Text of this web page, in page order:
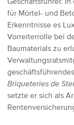
für Mörtel- und
Erkenntnisse es
Vorreiterrolle bei
Baumaterials zu
Briqueteries de
setzte er sich als